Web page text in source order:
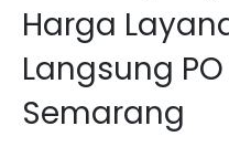
Harga
Langsung
Semarang